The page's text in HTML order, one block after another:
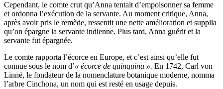
Cependant, le comte crut qu’Anna tentait d’empoisonner sa femme
et ordonna l’exécution de la servante. Au moment critique, Anna,
après avoir pris le remède, ressentit une nette amélioration et supplia
qu’on épargne la servante indienne. Plus tard, Anna guérit et la
servante fut épargnée.
Le comte rapporta l’écorce en Europe, et c’est ainsi qu’elle fut
connue sous le nom d’« écorce de quinquina ». En 1742, Carl von
Linné, le fondateur de la nomenclature botanique moderne, nomma
l’arbre Cinchona, un nom qui est resté en usage depuis.